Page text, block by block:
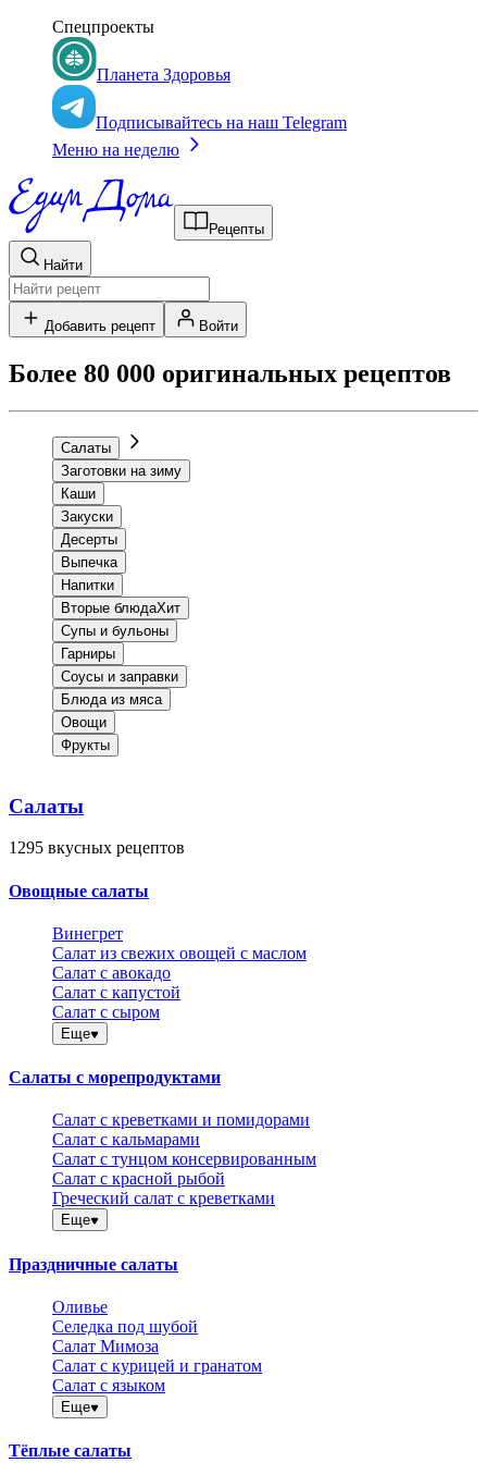
Спецпроекты
Планета Здоровья
Подписывайтесь на наш Telegram
Меню на неделю
Рецепты
Найти
Добавить рецепт Войти
Более 80 000 оригинальных рецептов
Салаты
Заготовки на зиму
Каши
Закуски
Десерты
Выпечка
Напитки
Вторые блюдаХит
Супы и бульоны
Гарниры
Соусы и заправки
Блюда из мяса
Овощи
Фрукты
Салаты
1295 вкусных рецептов
Овощные салаты
Винегрет
Салат из свежих овощей с маслом
Салат с авокадо
Салат с капустой
Салат с сыром
Еще
Салаты с морепродуктами
Салат с креветками и помидорами
Салат с кальмарами
Салат с тунцом консервированным
Салат с красной рыбой
Греческий салат с креветками
Еще
Праздничные салаты
Оливье
Селедка под шубой
Салат Мимоза
Салат с курицей и гранатом
Салат с языком
Еще
Тёплые салаты